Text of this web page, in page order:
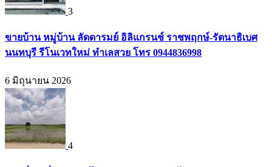
3
ขายบ้าน หมู่บ้าน ลัดดารมย์ อิลิแกรนช์ ราชพฤกษ์-รัตนาธิเบศ
นนทบุรี รีโนเวทใหม่ ทำเลสวย โทร 0944836998
6 มิถุนายน 2026
4